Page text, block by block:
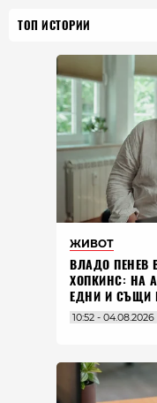
ТОП ИСТОРИИ
ЖИВОТ
ВЛАДO ПЕНЕВ
ХОПКИНС: НА
ЕДНИ И СЪЩИ
10:52 - 04.08.2026